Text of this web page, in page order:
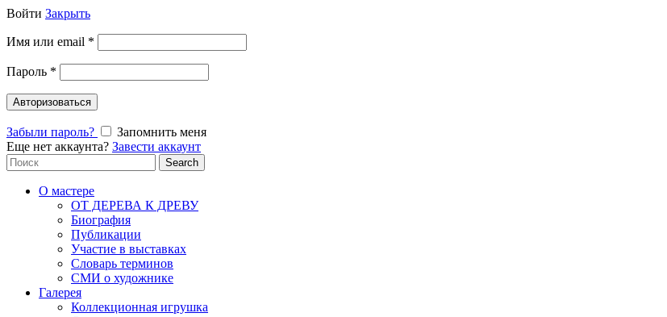
Войти Закрыть
Имя или email *
Пароль *
Авторизоваться
Забыли пароль?
Запомнить меня
Еще нет аккаунта? Завести аккаунт
Search
for:
Search
О мастере
ОТ ДЕРЕВА К ДРЕВУ
Биография
Публикации
Участие в выставках
Словарь терминов
СМИ о художнике
Галерея
Коллекционная игрушка